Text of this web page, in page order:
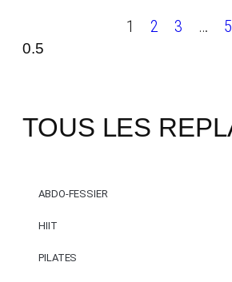
1 2 3 … 5
TOUS LES
ABDO-FESSIER
HIIT
PILATES